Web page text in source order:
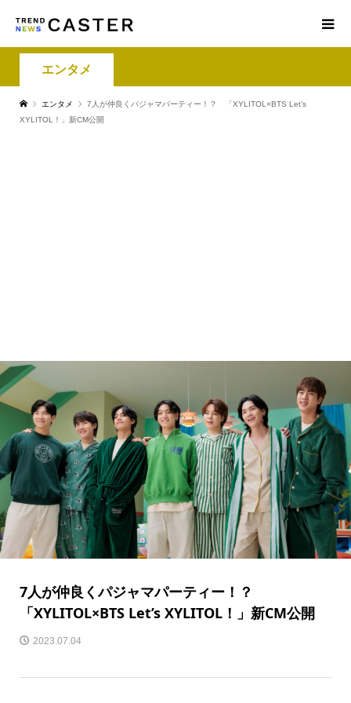
エンタメ
エンタメ
7人が仲良くパジャマパーティー！？ 「XYLITOL×BTS Let’s
XYLITOL！」新CM公開
7人が仲良くパジャマパーティー！？
「XYLITOL×BTS Let’s XYLITOL！」新CM公開
2023.07.04